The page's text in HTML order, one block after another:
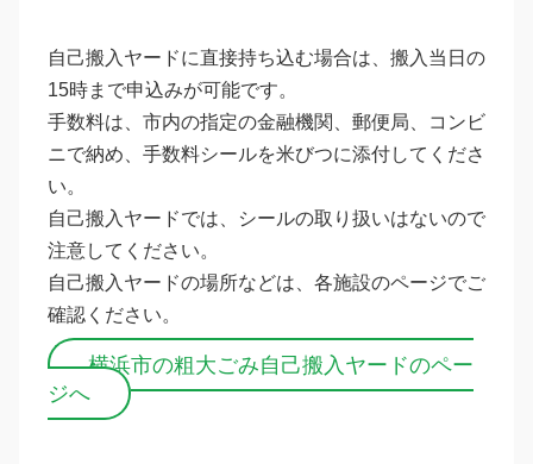
自己搬入ヤードに直接持ち込む場合は、搬入当日の
15時まで申込みが可能です。
手数料は、市内の指定の金融機関、郵便局、コンビ
ニで納め、手数料シールを米びつに添付してくださ
い。
自己搬入ヤードでは、シールの取り扱いはないので
注意してください。
自己搬入ヤードの場所などは、各施設のページでご
確認ください。
横浜市の粗大ごみ自己搬入ヤードのペー
ジへ